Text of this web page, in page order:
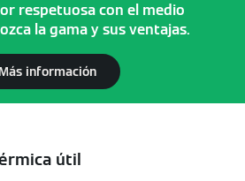
respetuosa con el medio
la gama y sus ventajas.
Más información
útil